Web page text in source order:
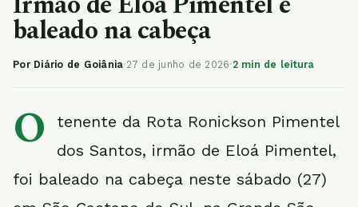
baleado na cabeça
Por Diário de Goiânia·27 de junho de 2026·2 min de leitura
O
tenente da Rota Ronickson Pimentel
dos Santos, irmão de Eloá Pimentel,
foi baleado na cabeça neste sábado (27)